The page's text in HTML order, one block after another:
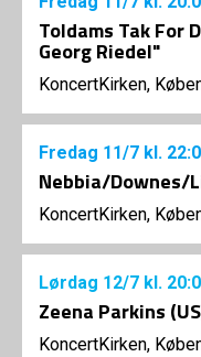
Toldams Tak For
Georg Riedel"
KoncertKirken,
Fredag 11/7 kl.
Nebbia/Downes/
KoncertKirken,
Lørdag 12/7 kl.
Zeena Parkins
KoncertKirken,